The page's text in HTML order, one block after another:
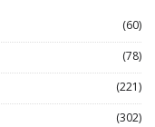
(60)
(78)
(221)
(302)